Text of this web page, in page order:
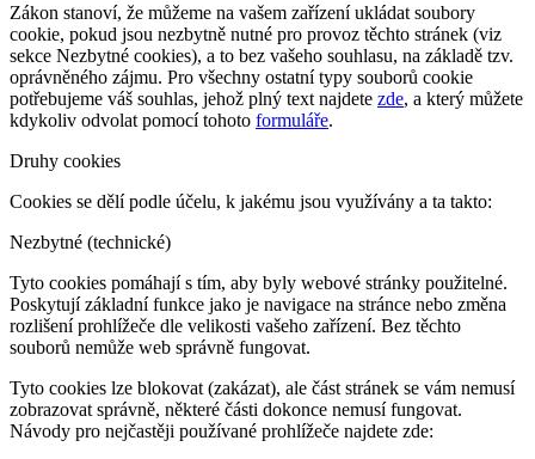
Zákon stanoví, že můžeme na vašem zařízení ukládat soubory
cookie, pokud jsou nezbytně nutné pro provoz těchto stránek (viz
sekce Nezbytné cookies), a to bez vašeho souhlasu, na základě tzv.
oprávněného zájmu. Pro všechny ostatní typy souborů cookie
potřebujeme váš souhlas, jehož plný text najdete zde, a který můžete
kdykoliv odvolat pomocí tohoto formuláře.
Druhy cookies
Cookies se dělí podle účelu, k jakému jsou využívány a ta takto:
Nezbytné (technické)
Tyto cookies pomáhají s tím, aby byly webové stránky použitelné.
Poskytují základní funkce jako je navigace na stránce nebo změna
rozlišení prohlížeče dle velikosti vašeho zařízení. Bez těchto
souborů nemůže web správně fungovat.
Tyto cookies lze blokovat (zakázat), ale část stránek se vám nemusí
zobrazovat správně, některé části dokonce nemusí fungovat.
Návody pro nejčastěji používané prohlížeče najdete zde: